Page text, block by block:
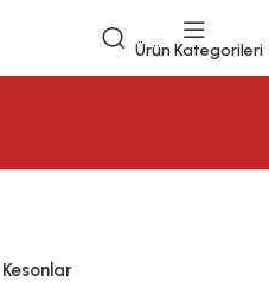
Ürün Kategorileri
Kesonlar